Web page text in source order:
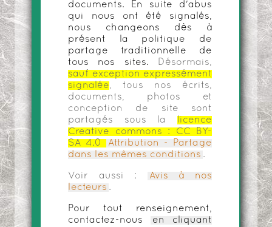
documents. En suite d'abus
qui nous ont été signalés,
nous changeons dès à
présent la politique de
partage traditionnelle de
tous nos sites.
Désormais,
sauf exception expressément
signalée, tous nos écrits,
documents, photos et
conception de site sont
partagés sous la
licence
Creative commons :
CC BY-
SA 4.0
Attribution - Partage
dans les mêmes conditions .
Voir aussi :
Avis à nos
lecteurs .
Pour tout renseignement,
contactez-nous
en cliquant